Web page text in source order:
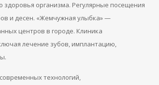
организма. Регулярные посещения
и десен. «Жемчужная улыбка» —
центров в городе. Клиника
лечение зубов, имплантацию,
технологий,